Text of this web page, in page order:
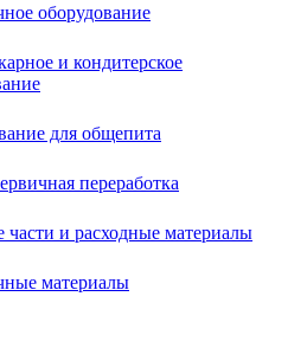
оборудование
и кондитерское
для общепита
переработка
части и расходные материалы
материалы